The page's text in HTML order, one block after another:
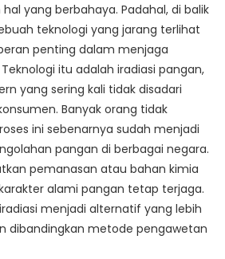
yang berbahaya. Padahal, di balik
teknologi yang jarang terlihat
penting dalam menjaga
itu adalah iradiasi pangan,
yang sering kali tidak disadari
Banyak orang tidak
ini sebenarnya sudah menjadi
pangan di berbagai negara.
pemanasan atau bahan kimia
alami pangan tetap terjaga.
menjadi alternatif yang lebih
dibandingkan metode pengawetan